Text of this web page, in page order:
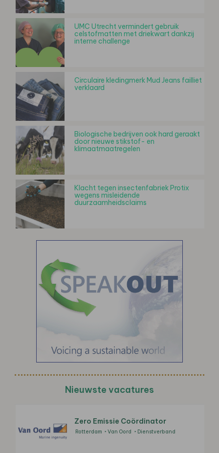
UMC Utrecht vermindert gebruik
celstofmatten met driekwart dankzij
interne challenge
Circulaire kledingmerk Mud Jeans failliet
verklaard
Biologische bedrijven ook hard geraakt
door nieuwe stikstof- en
klimaatmaatregelen
Klacht tegen insectenfabriek Protix
wegens misleidende
duurzaamheidsclaims
Nieuwste vacatures
Zero Emissie Coördinator
Rotterdam Van Oord Dienstverband